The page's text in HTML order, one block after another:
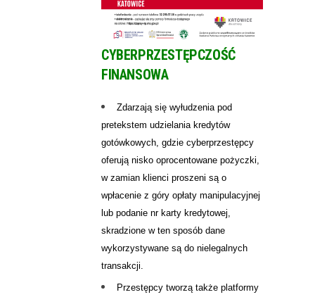
CYBERPRZESTĘPCZOŚĆ
FINANSOWA
Zdarzają się wyłudzenia pod
pretekstem udzielania kredytów
gotówkowych, gdzie cyberprzestępcy
oferują nisko oprocentowane pożyczki,
w zamian klienci proszeni są o
wpłacenie z góry opłaty manipulacyjnej
lub podanie nr karty kredytowej,
skradzione w ten sposób dane
wykorzystywane są do nielegalnych
transakcji.
Przestępcy tworzą także platformy